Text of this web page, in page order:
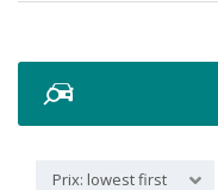
Prix: lowest first